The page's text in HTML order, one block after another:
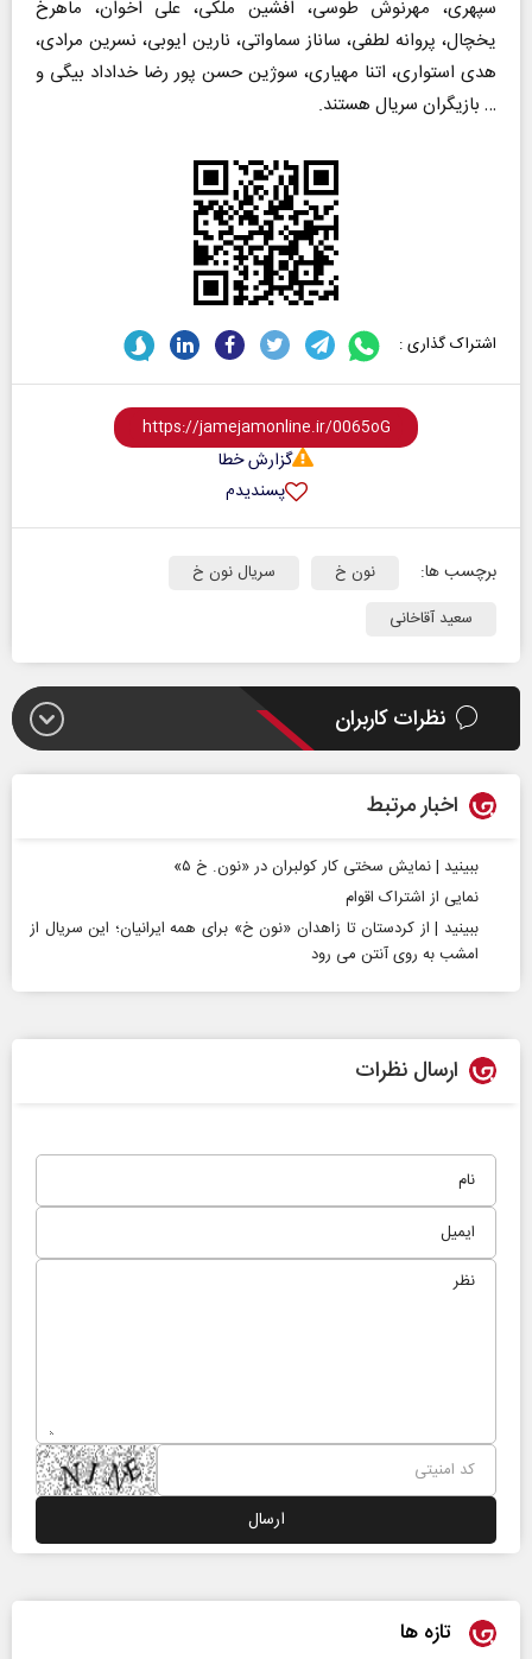
سپهری، مهرنوش طوسی، افشین ملکی، علی اخوان، ماهرخ
یخچال، پروانه لطفی، ساناز سماواتی، نارین ایوبی، نسرین مرادی،
هدی استواری، اتنا مهیاری، سوژین حسن پور رضا خداداد بیگی و
… بازیگران سریال هستند.
اشتراک گذاری :
گزارش خطا
پسندیدم
برچسب ها: نون خ
سریال نون خ
سعید آقاخانی
نظرات کاربران
اخبار مرتبط
ببینید | نمایش سختی کار کولبران در «نون. خ ۵»
نمایی از اشتراک اقوام
ببینید | از کردستان تا زاهدان «نون خ» برای همه ایرانیان؛ این سریال از
امشب به روی آنتن می رود
ارسال نظرات
تازه ها